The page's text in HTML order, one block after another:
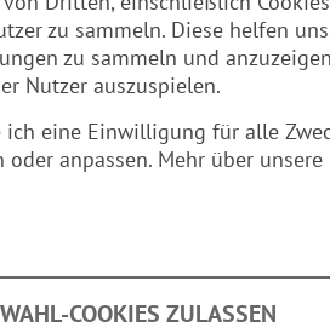
, damit sie Dir lange bei
zu sammeln. Diese helfen
zu sammeln und
Nutzer auszuspielen.
ich eine Einwilligung für alle
anpassen. Mehr über unsere
COOKIES ZULASSEN